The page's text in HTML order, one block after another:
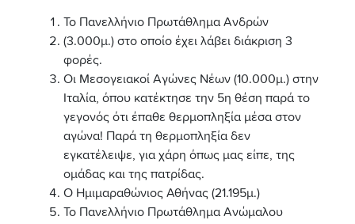
Το Πανελλήνιο Πρωτάθλημα Ανδρών
(3.000μ.) στο οποίο έχει λάβει διάκριση 3
φορές.
Οι Μεσογειακοί Αγώνες Νέων (10.000μ.) στην
Ιταλία, όπου κατέκτησε την 5η θέση παρά το
γεγονός ότι έπαθε θερμοπληξία μέσα στον
αγώνα! Παρά τη θερμοπληξία δεν
εγκατέλειψε, για χάρη όπως μας είπε, της
ομάδας και της πατρίδας.
Ο Ημιμαραθώνιος Αθήνας (21.195μ.)
Το Πανελλήνιο Πρωτάθλημα Ανώμαλου